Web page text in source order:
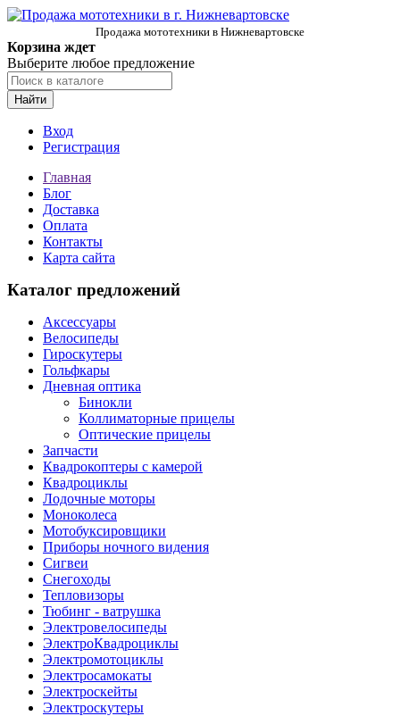
Продажа мототехники в Нижневартовске
Корзина ждет
Выберите любое предложение
Найти
Вход
Регистрация
Главная
Блог
Доставка
Оплата
Контакты
Карта сайта
Каталог предложений
Аксессуары
Велосипеды
Гироскутеры
Гольфкары
Дневная оптика
Бинокли
Коллиматорные прицелы
Оптические прицелы
Запчасти
Квадрокоптеры с камерой
Квадроциклы
Лодочные моторы
Моноколеса
Мотобуксировщики
Приборы ночного видения
Сигвеи
Снегоходы
Тепловизоры
Тюбинг - ватрушка
Электровелосипеды
ЭлектроКвадроциклы
Электромотоциклы
Электросамокаты
Электроскейты
Электроскутеры